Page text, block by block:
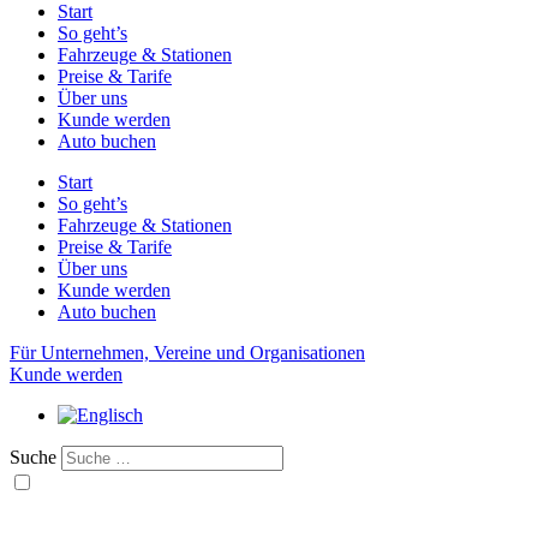
Start
So geht’s
Fahrzeuge & Stationen
Preise & Tarife
Über uns
Kunde werden
Auto buchen
Start
So geht’s
Fahrzeuge & Stationen
Preise & Tarife
Über uns
Kunde werden
Auto buchen
Für Unternehmen, Vereine und Organisationen
Kunde werden
Suche